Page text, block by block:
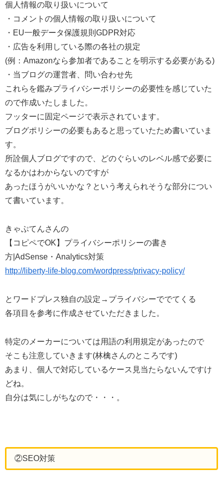
個人情報の取り扱いについて
・コメントの個人情報の取り扱いについて
・EU一般データ保護規則GDPR対応
・広告を利用している際の各社の規定
(例：Amazonなら参加者であることを明示する必要がある)
・当ブログの運営者、問い合わせ先
これらを鑑みプライバシーポリシーの必要性を感じていた
ので作成いたしました。
フッターに固定ページで表示されています。
ブログポリシーの必要もあると思っていたため書いていま
す。
所詮個人ブログですので、どのぐらいのレベル感で必要に
なるかはわからないのですが
あったほうがいいかな？という考えられそうな部分につい
て書いています。
きゃぷてんさんの
【コピペでOK】プライバシーポリシーの書き
方|AdSense・Analytics対策
http://liberty-life-blog.com/wordpress/privacy-policy/
とワードプレス独自の設定→プライバシーででてくる
各項目を参考に作成させていただきました。
特定のメーカーについては用語の利用規定があったので
そこも注意していきます(林檎さんのところです)
あまり、個人で対応しているケース見当たらないんですけ
どね。
自分は気にしがちなので・・・。
②SEO対策